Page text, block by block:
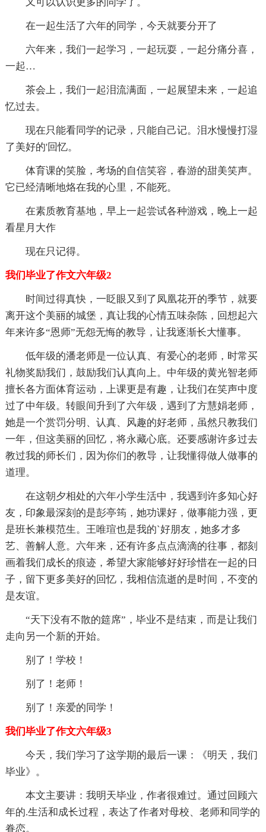
在一起生活了六年的同学，今天就要分开了
六年来，我们一起学习，一起玩耍，一起分痛分喜，
一起…
茶会上，我们一起泪流满面，一起展望未来，一起追
忆过去。
现在只能看同学的记录，只能自己记。泪水慢慢打湿
了美好的'回忆。
体育课的笑脸，考场的自信笑容，春游的甜美笑声。
它已经清晰地烙在我的心里，不能死。
在素质教育基地，早上一起尝试各种游戏，晚上一起
看星月大作
现在只记得。
我们毕业了作文六年级2
时间过得真快，一眨眼又到了凤凰花开的季节，就要
离开这个美丽的城堡，真让我的心情五味杂陈，回想起六
年来许多“恩师”无怨无悔的教导，让我逐渐长大懂事。
低年级的潘老师是一位认真、有爱心的老师，时常买
礼物奖励我们，鼓励我们认真向上。中年级的黄光智老师
擅长各方面体育运动，上课更是有趣，让我们在笑声中度
过了中年级。转眼间升到了六年级，遇到了方慧娟老师，
她是一个赏罚分明、认真、风趣的好老师，虽然只教我们
一年，但这美丽的回忆，将永藏心底。还要感谢许多过去
教过我的师长们，因为你们的教导，让我懂得做人做事的
道理。
在这朝夕相处的六年小学生活中，我遇到许多知心好
友，印象最深刻的是彭亭筠，她功课好，做事能力强，更
是班长兼模范生。王唯瑄也是我的`好朋友，她多才多
艺、善解人意。六年来，还有许多点点滴滴的往事，都刻
画着我们成长的痕迹，希望大家能够好好珍惜在一起的日
子，留下更多美好的回忆，我相信流逝的是时间，不变的
是友谊。
“天下没有不散的筵席”，毕业不是结束，而是让我们
走向另一个新的开始。
别了！学校！
别了！老师！
别了！亲爱的同学！
我们毕业了作文六年级3
今天，我们学习了这学期的最后一课：《明天，我们
毕业》。
本文主要讲：我明天毕业，作者很难过。通过回顾六
年的.生活和成长过程，表达了作者对母校、老师和同学的
眷恋。